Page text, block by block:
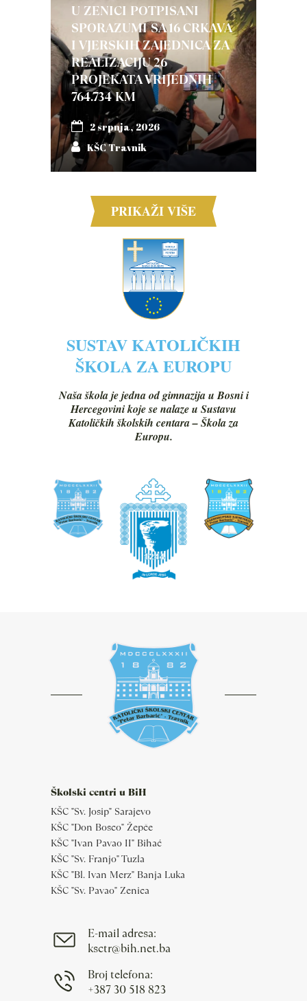
U ZENICI POTPISANI
SPORAZUMI SA 16 CRKAVA
I VJERSKIH ZAJEDNICA ZA
REALIZACIJU 26
PROJEKATA VRIJEDNIH
764.734 KM
2 srpnja, 2026
KŠC Travnik
PRIKAŽI VIŠE
SUSTAV KATOLIČKIH
ŠKOLA ZA EUROPU
Naša škola je jedna od gimnazija u Bosni i
Hercegovini koje se nalaze u Sustavu
Katoličkih školskih centara – Škola za
Europu.
Školski centri u BiH
KŠC "Sv. Josip" Sarajevo
KŠC "Don Bosco" Žepče
KŠC "Ivan Pavao II" Bihać
KŠC "Sv. Franjo" Tuzla
KŠC "Bl. Ivan Merz" Banja Luka
KŠC "Sv. Pavao" Zenica
E-mail adresa:
ksctr@bih.net.ba
Broj telefona:
+387 30 518 823